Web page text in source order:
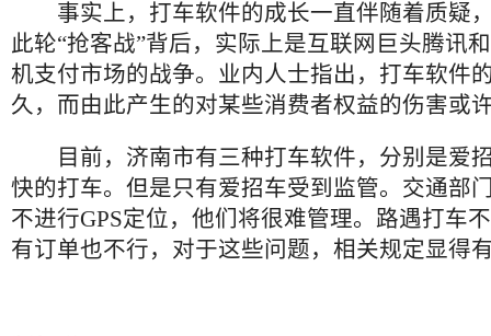
事实上，打车软件的成长一直伴随着质疑
此轮“抢客战”背后，实际上是互联网巨头腾讯
机支付市场的战争。业内人士指出，打车软件
久，而由此产生的对某些消费者权益的伤害或
目前，济南市有三种打车软件，分别是爱
快的打车。但是只有爱招车受到监管。交通部
不进行GPS定位，他们将很难管理。路遇打车
有订单也不行，对于这些问题，相关规定显得